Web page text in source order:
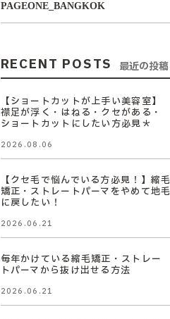
PAGEONE_BANGKOK
RECENT POSTS 最近の投稿
【ショートカットが上手い美容室】
襟足が浮く・はねる・クセがある・
ショートカットにしたい方必見＊
2026.08.06
【クセ毛で悩んでいる方必見！】縮毛
矯正・ストレートパーマをやめて地毛
に戻したい！
2026.06.21
毎年かけている縮毛矯正・ストレー
トパーマから抜け出せる方法
2026.06.21